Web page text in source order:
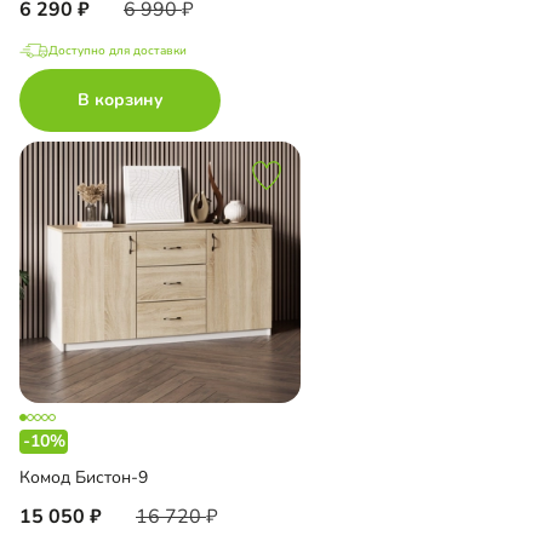
6 290 6 990
Доступно для доставки
В корзину
-10%
Комод Бистон-9
15 050 16 720